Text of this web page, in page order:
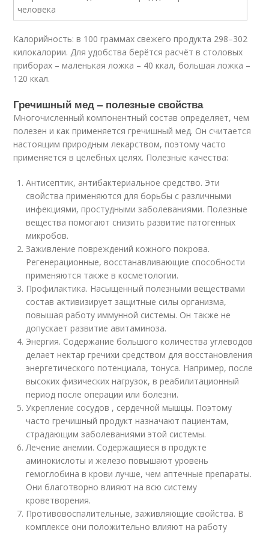
Калорийность: в 100 граммах свежего продукта 298–302
килокалории. Для удобства берётся расчёт в столовых
приборах – маленькая ложка – 40 ккал, большая ложка –
120 ккал.
Гречишный мед – полезные свойства
Многочисленный компонентный состав определяет, чем
полезен и как применяется гречишный мед. Он считается
настоящим природным лекарством, поэтому часто
применяется в целебных целях. Полезные качества:
Антисептик, антибактериальное средство. Эти
свойства применяются для борьбы с различными
инфекциями, простудными заболеваниями. Полезные
вещества помогают снизить развитие патогенных
микробов.
Заживление повреждений кожного покрова.
Регенерационные, восстанавливающие способности
применяются также в косметологии.
Профилактика. Насыщенный полезными веществами
состав активизирует защитные силы организма,
повышая работу иммунной системы. Он также не
допускает развитие авитаминоза.
Энергия. Содержание большого количества углеводов
делает нектар гречихи средством для восстановления
энергетического потенциала, тонуса. Например, после
высоких физических нагрузок, в реабилитационный
период после операции или болезни.
Укрепление сосудов , сердечной мышцы. Поэтому
часто гречишный продукт назначают пациентам,
страдающим заболеваниями этой системы.
Лечение анемии. Содержащиеся в продукте
аминокислоты и железо повышают уровень
гемоглобина в крови лучше, чем аптечные препараты.
Они благотворно влияют на всю систему
кроветворения.
Противовоспалительные, заживляющие свойства. В
комплексе они положительно влияют на работу